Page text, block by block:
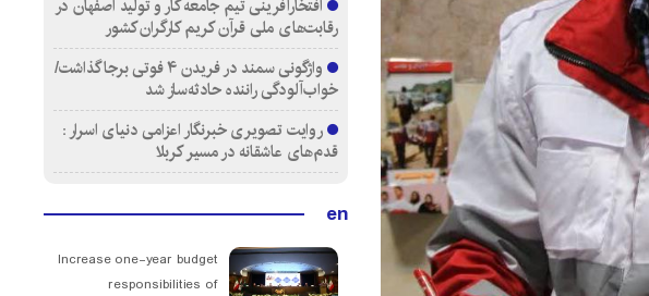
افتخارآفرینی تیم جامعه کار و تولید اصفهان در
رقابت‌های ملی قرآن کریم کارگران کشور
واژگونی سمند در فریدن ۴ فوتی برجا گذاشت/
خواب‌آلودگی راننده حادثه‌ساز شد
روایت تصویری خبرنگار اعزامی دنیای اسرار :
قدم‌های عاشقانه در مسیر کربلا
en
Increase one-year budget
responsibilities of